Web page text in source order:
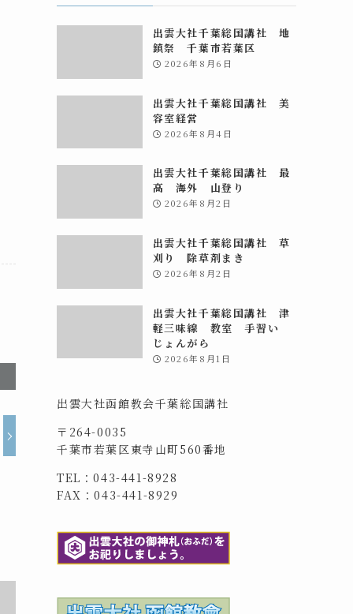
出雲大社千葉総国講社 地
鎮祭 千葉市若葉区
2026年8月6日
出雲大社千葉総国講社 美
容室経営
2026年8月4日
出雲大社千葉総国講社 最
高 海外 山登り
2026年8月2日
出雲大社千葉総国講社 草
刈り 除草剤まき
2026年8月2日
出雲大社千葉総国講社 津
軽三味線 教室 手習い
じょんがら
2026年8月1日
出雲大社函館教会千葉総国講社
〒264-0035
千葉市若葉区東寺山町560番地
TEL：043-441-8928
FAX：043-441-8929